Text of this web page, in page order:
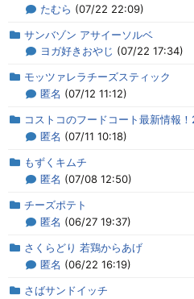
たむら (07/22 22:09)
サンバゾン アサイーソルベ
ヨガ好きおやじ (07/22 17:34)
モッツァレラチーズスティック
匿名 (07/12 11:12)
コストコのフードコート最新情報
匿名 (07/11 10:18)
もずくキムチ
匿名 (07/08 12:50)
チーズポテト
匿名 (06/27 19:37)
さくらどり 若鶏からあげ
匿名 (06/22 16:19)
さばサンドイッチ